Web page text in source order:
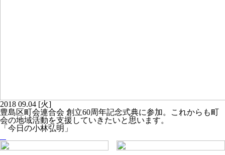
2018 09.04 [火]
豊島区町会連合会 創立60周年記念式典に参加。これからも町
会の地域活動を支援していきたいと思います。
「今日の小林弘明」